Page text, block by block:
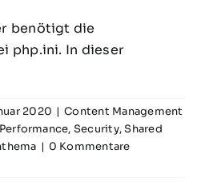
benötigt die
php.ini. In dieser
2020 | Content Management
Performance, Security,Shared
| 0 Kommentare